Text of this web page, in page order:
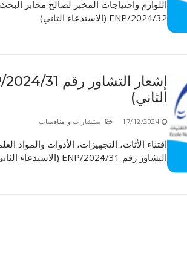
اللوازم واحتياجات المخبر لصالح مخابر
32/ENP/2024 (الاستدعاء الثاني)
الثاني)
17/12/2024 استشارات و مناقصات
اقتناء الأثاث، التجهيزات، الأدوات والمواد
التشاور رقم 31/ENP/2024 (الاستدعاء الثاني)